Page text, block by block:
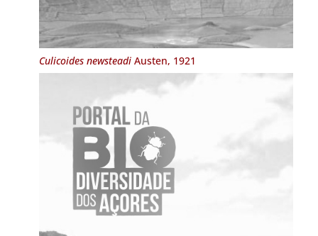
Culicoides newsteadiAusten, 1921